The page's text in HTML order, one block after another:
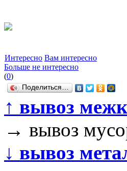
Интересно Вам интересно
Больше не интересно
(0)
Поделиться…
↑ вывоз
→ вывоз
↓ вывоз